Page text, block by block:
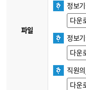
파일
정보
다운
정보
다운
직원
다운